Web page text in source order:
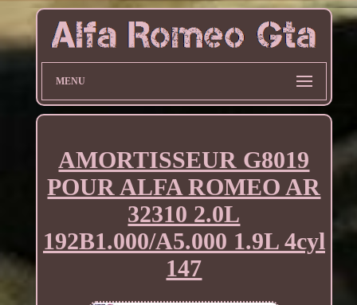
MENU
AMORTISSEUR G8019
POUR ALFA ROMEO AR
32310 2.0L
192B1.000/A5.000 1.9L 4cyl
147